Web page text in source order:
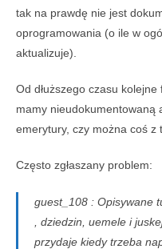
tak na prawdę nie jest
oprogramowania (o ile w
aktualizuje).
Od dłuższego czasu
mamy nieudokumentowaną
emerytury, czy można coś z
Często zgłaszany problem:
guest_108 : Opisywane
, dziedzin, uemele i
przydaje kiedy trzeba